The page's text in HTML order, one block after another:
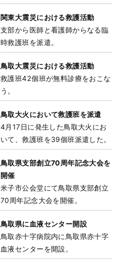
関東大震災における救護活動
支部から医師と看護師からなる臨
時救護班を派遣。
鳥取大震災における救護活動
救護班42個班が無料診療をおこな
う。
鳥取大火において救護班を派遣
4月17日に発生した鳥取大火にお
いて、救護班を39個班派遣した。
鳥取県支部創立70周年記念大会を
開催
米子市公会堂にて鳥取県支部創立
70周年記念大会を開催。
鳥取県に血液センター開設
鳥取赤十字病院内に鳥取県赤十字
血液センターを開設。